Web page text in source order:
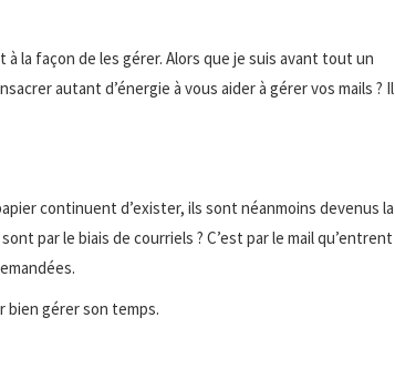
la façon de les gérer. Alors que je suis avant tout un
autant d’énergie à vous aider à gérer vos mails ? Il
continuent d’exister, ils sont néanmoins devenus la
par le biais de courriels ? C’est par le mail qu’entrent
bien gérer son temps.